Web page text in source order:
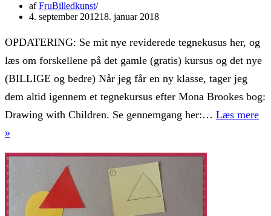
afFruBilledkunst
4. september 201218. januar 2018
OPDATERING: Se mit nye reviderede tegnekusus her, og
læs om forskellene på det gamle (gratis) kursus og det nye
(BILLIGE og bedre) Når jeg får en ny klasse, tager jeg
dem altid igennem et tegnekursus efter Mona Brookes bog:
Drawing with Children. Se gennemgang her:… Læs mere
»
lærer
tegne?